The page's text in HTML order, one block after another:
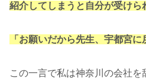
紹介してしまうと自分が受けら
「お願いだから先生、宇都宮に
この一言で私は神奈川の会社